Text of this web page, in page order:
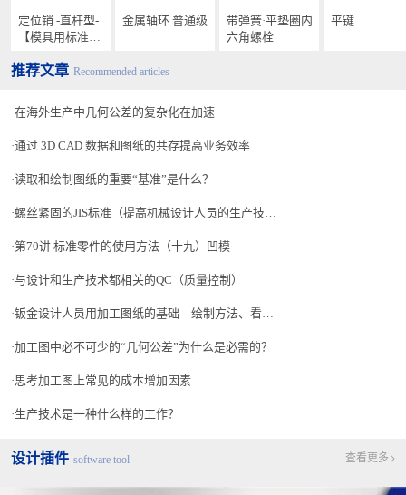
定位销 -直杆型-
【模具用标准零
金属轴环 普通级
带弹簧·平垫圈内
六角螺栓
平键
推荐文章 Recommended articles
在海外生产中几何公差的复杂化在加速
通过 3D CAD 数据和图纸的共存提高业务效率
读取和绘制图纸的重要“基准”是什么？
螺丝紧固的JIS标准（提高机械设计人员的生产技术水平 讲座-40）
第70讲 标准零件的使用方法（十九）凹模
与设计和生产技术都相关的QC（质量控制）
钣金设计人员用加工图纸的基础 绘制方法、看图方法、问题和对策等制图的要点
加工图中必不可少的“几何公差”为什么是必需的？
思考加工图上常见的成本增加因素
生产技术是一种什么样的工作？
设计插件 software tool 查看更多